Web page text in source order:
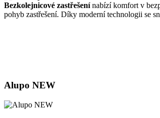
Bezkolejnicové zastřešenínabízí komfort v
pohyb zastřešení. Díky moderní technologii se
Alupo NEW